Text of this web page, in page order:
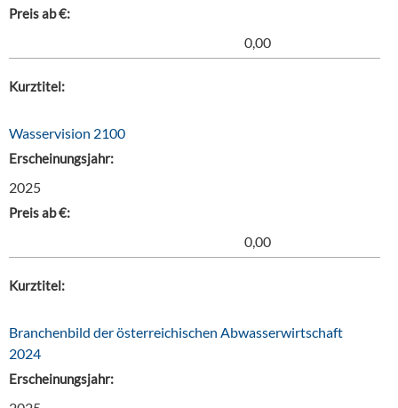
Preis ab €:
0,00
Kurztitel:
Wasservision 2100
Erscheinungsjahr:
2025
Preis ab €:
0,00
Kurztitel:
Branchenbild der österreichischen Abwasserwirtschaft
2024
Erscheinungsjahr: